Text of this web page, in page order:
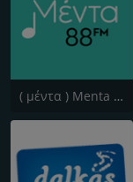
( μέντα ) Menta 88 FM